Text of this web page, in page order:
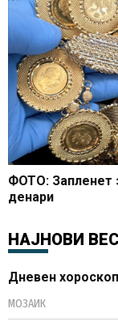
ФОТО: Запленет
денари
НАЈНОВИ
Дневен
МОЗАИК